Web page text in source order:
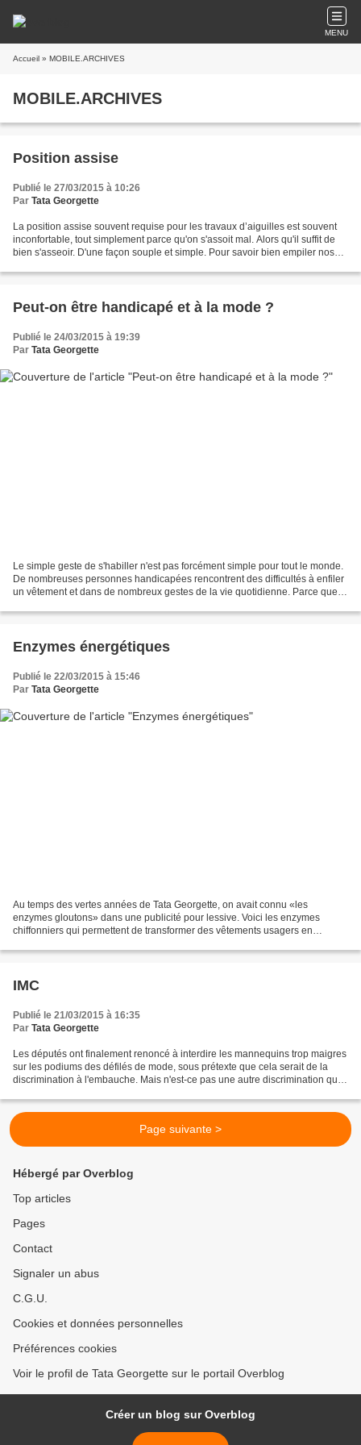
MENU
Accueil » MOBILE.ARCHIVES
MOBILE.ARCHIVES
Position assise
Publié le 27/03/2015 à 10:26
Par Tata Georgette
La position assise souvent requise pour les travaux d’aiguilles est souvent
inconfortable, tout simplement parce qu'on s'assoit mal. Alors qu'il suffit de
bien s'asseoir. D'une façon souple et simple. Pour savoir bien empiler nos
Peut-on être handicapé et à la mode ?
Publié le 24/03/2015 à 19:39
Par Tata Georgette
Le simple geste de s'habiller n'est pas forcément simple pour tout le monde.
De nombreuses personnes handicapées rencontrent des difficultés à enfiler
un vêtement et dans de nombreux gestes de la vie quotidienne. Parce que
Enzymes énergétiques
Publié le 22/03/2015 à 15:46
Par Tata Georgette
Au temps des vertes années de Tata Georgette, on avait connu «les
enzymes gloutons» dans une publicité pour lessive. Voici les enzymes
chiffonniers qui permettent de transformer des vêtements usagers en
IMC
Publié le 21/03/2015 à 16:35
Par Tata Georgette
Les députés ont finalement renoncé à interdire les mannequins trop maigres
sur les podiums des défilés de mode, sous prétexte que cela serait de la
discrimination à l'embauche. Mais n'est-ce pas une autre discrimination que
Page suivante >
Hébergé par Overblog
Top articles
Pages
Contact
Signaler un abus
C.G.U.
Cookies et données personnelles
Préférences cookies
Voir le profil de Tata Georgette sur le portail Overblog
Créer un blog sur Overblog